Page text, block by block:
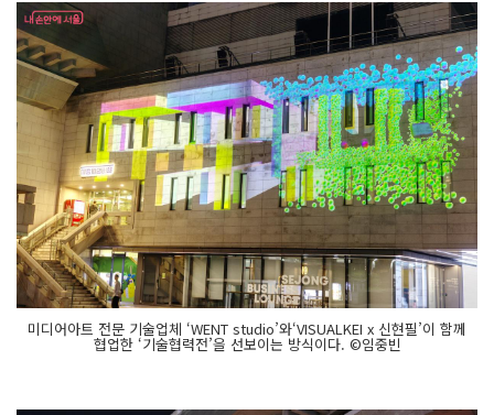
미디어아트 전문 기술업체 ‘WENT studio’와‘VISUALKEI x 신현필’이 함께
협업한 ‘기술협력전’을 선보이는 방식이다. ©임중빈